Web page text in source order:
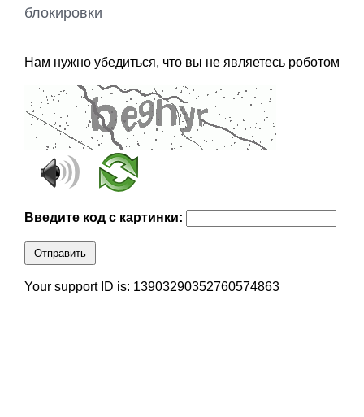
блокировки
Нам нужно убедиться, что вы не являетесь роботом
Введите код с картинки:
Отправить
Your support ID is: 13903290352760574863